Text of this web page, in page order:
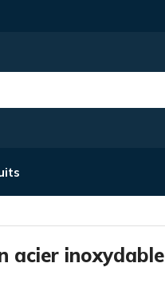
acier inoxydable